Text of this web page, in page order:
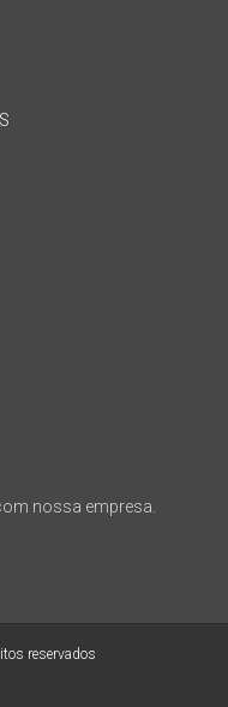
nossa empresa.
reservados